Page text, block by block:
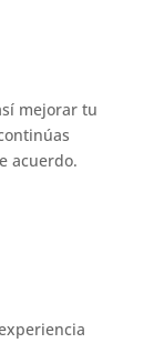
mejorar tu
acuerdo.